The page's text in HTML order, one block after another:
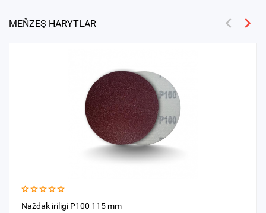
MEŇZEŞ HARYTLAR
Naždak iriligi P100 115 mm